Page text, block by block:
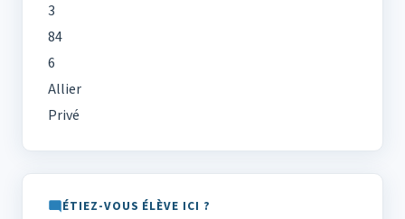
3
84
6
Allier
Privé
ÉTIEZ-VOUS ÉLÈVE ICI ?